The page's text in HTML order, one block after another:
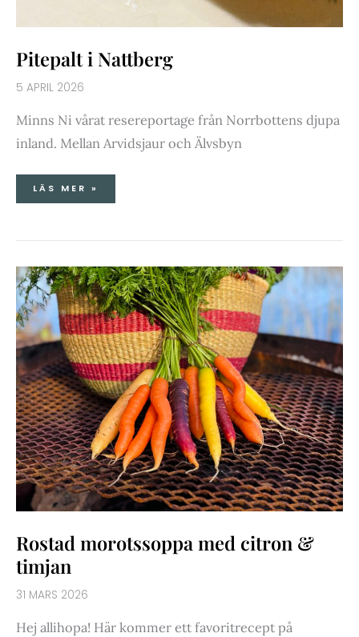
Pitepalt i Nattberg
5 APRIL 2026
Minns Ni vårat resereportage från Norrbottens djupa
inland. Mellan Arvidsjaur och Älvsbyn
LÄS MER »
Rostad morotssoppa med citron &
timjan
31 MARS 2026
Hej allihopa! Här kommer ett favoritrecept på
ROSTAD
MOROTSSOPPA
MED
CITRON
&
TIMJAN